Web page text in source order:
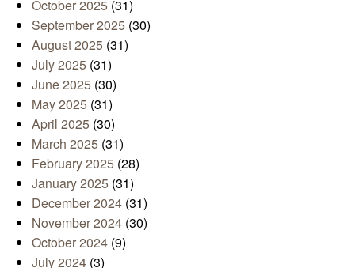
October 2025 (31)
September 2025 (30)
August 2025 (31)
July 2025 (31)
June 2025 (30)
May 2025 (31)
April 2025 (30)
March 2025 (31)
February 2025 (28)
January 2025 (31)
December 2024 (31)
November 2024 (30)
October 2024 (9)
July 2024 (3)